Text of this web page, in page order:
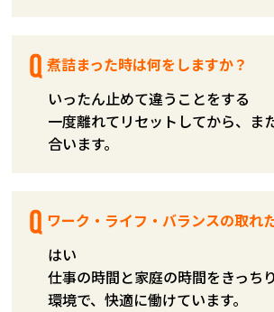
煮詰まった時は何をしますか？
いったん止めて違うことをする
一度離れてリセットしてから、ま
合います。
ワーク・ライフ・バランスの取れ
はい
仕事の時間と家庭の時間をきっち
環境で、快適に働けています。